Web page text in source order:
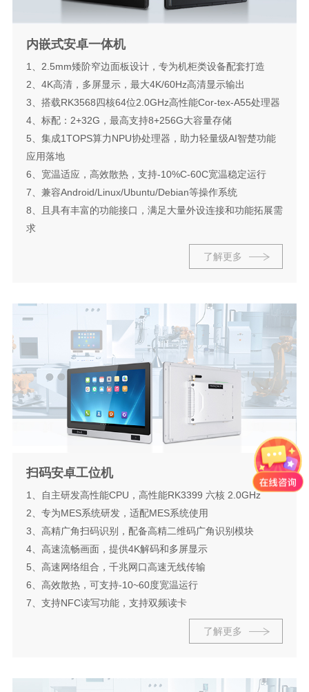
内嵌式安卓一体机
1、2.5mm矮阶窄边面板设计，专为机柜类设备配套打造
2、4K高清，多屏显示，最大4K/60Hz高清显示输出
3、搭载RK3568四核64位2.0GHz高性能Cor-tex-A55处理器
4、标配：2+32G，最高支持8+256G大容量存储
5、集成1TOPS算力NPU协处理器，助力轻量级AI智楚功能
应用落地
6、宽温适应，高效散热，支持-10%C-60C宽温稳定运行
7、兼容Android/Linux/Ubuntu/Debian等操作系统
8、且具有丰富的功能接口，满足大量外设连接和功能拓展需
求
了解更多
扫码安卓工位机
1、自主研发高性能CPU，高性能RK3399 六核 2.0GHz
2、专为MES系统研发，适配MES系统使用
3、高精广角扫码识别，配备高精二维码广角识别模块
4、高速流畅画面，提供4K解码和多屏显示
5、高速网络组合，千兆网口高速无线传输
6、高效散热，可支持-10~60度宽温运行
7、支持NFC读写功能，支持双频读卡
了解更多